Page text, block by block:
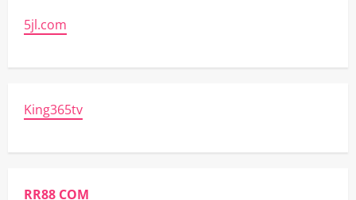
5jl.com
King365tv
RR88 COM